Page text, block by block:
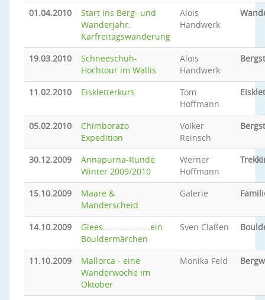
01.04.2010
Start ins Berg- und
Wanderjahr:
Karfreitagswanderung
Alois
Handwerk
19.03.2010
Schneeschuh-
Hochtour im Wallis
Alois
Handwerk
11.02.2010 Eiskletterkurs
Tom
Hoffmann
05.02.2010
Chimborazo
Expedition
Volker
Reinsch
30.12.2009
Annapurna-Runde
Winter 2009/2010
Werner
Hoffmann
15.10.2009
Maare &
Manderscheid
Galerie
14.10.2009
Glees....................ein
Bouldermärchen
Sven Claßen
11.10.2009
Mallorca - eine
Wanderwoche im
Oktober
Monika Feld